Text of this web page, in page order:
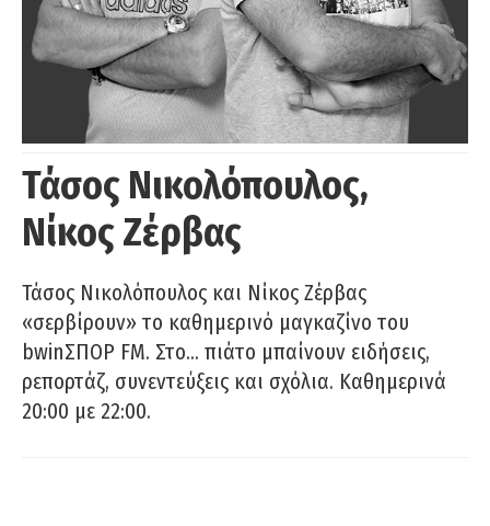
Τάσος Νικολόπουλος,
Νίκος Ζέρβας
Τάσος Νικολόπουλος και Νίκος Ζέρβας
«σερβίρουν» το καθημερινό μαγκαζίνο του
bwinΣΠΟΡ FM. Στο… πιάτο μπαίνουν ειδήσεις,
ρεπορτάζ, συνεντεύξεις και σχόλια. Καθημερινά
20:00 με 22:00.